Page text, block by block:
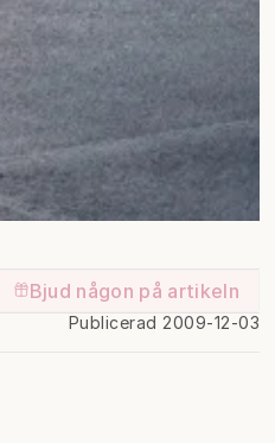
Bjud någon på artikeln
Publicerad 2009-12-03